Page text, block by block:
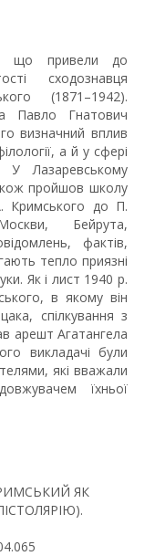
що привели до
сходознавця
(1871–1942).
Павло Гнатович
визначний вплив
а й у сфері
У Лазаревському
пройшов школу
Кримського до П.
Бейрута,
фактів,
тепло приязні
Як і лист 1940 р.
в якому він
спілкування з
арешт Агатангела
викладачі були
які вважали
їхньої
ЯК